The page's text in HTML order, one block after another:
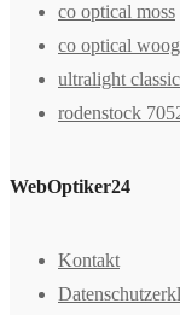
co optical moss
co optical
ultralight
rodenstock
WebOptiker24
Kontakt